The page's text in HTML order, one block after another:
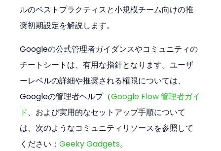
ルのベストプラクティスと小規模チーム向けの推
奨初期設定を解説します。
Googleの公式管理者ガイダンスやコミュニティの
チートシートは、有用な指針となります。ユーザ
ーレベルの詳細や推奨される権限については、
Googleの管理者ヘルプ（Google Flow 管理者ガイ
ド、および実用的なセットアップ手順について
は、次のようなコミュニティリソースを参照して
ください：Geeky Gadgets。